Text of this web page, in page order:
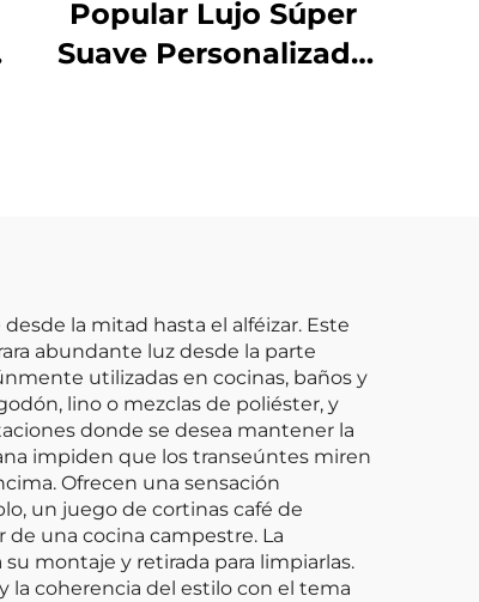
Popular Lujo Súper
Suave Personalizado
la mitad hasta el alféizar. Este
abundante luz desde la parte
utilizadas en cocinas, baños y
lino o mezclas de poliéster, y
donde se desea mantener la
impiden que los transeúntes miren
Ofrecen una sensación
un juego de cortinas café de
una cocina campestre. La
montaje y retirada para limpiarlas.
la coherencia del estilo con el tema